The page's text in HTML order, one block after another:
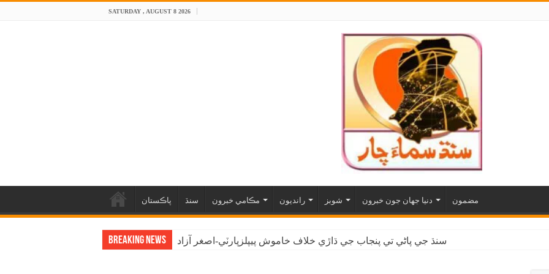
SATURDAY , AUGUST 8 2026
پاڪستان سنڌ مڪامي خبرون رانديون شوبز دنيا جهان جون خبرون مضمون
Breaking News سنڌ جي پاڻي تي پنجاب جي ڌاڙي خلاف خاموش پيپلزپارٽي-اصغر آزاد